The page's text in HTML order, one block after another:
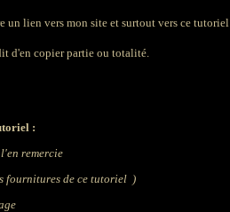
un lien vers mon site et surtout vers ce tutoriel
d'en copier partie ou totalité.
:
remercie
fournitures de ce tutoriel )